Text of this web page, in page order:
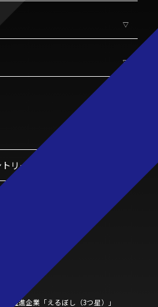
▽
▽
リーフォーム
躍推進企業 「えるぼし（3つ星）」